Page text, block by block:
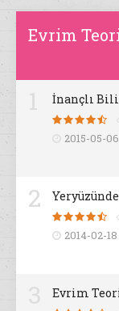
Evrim
İnançlı
2015-05-
2
2014-02-
Evrim